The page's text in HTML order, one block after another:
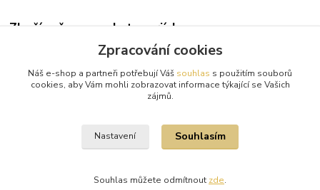
Zboží zařazeno v kategoriích
Diamantové přívěsky
Bílé zlato
Zpracování cookies
Náš e-shop a partneři potřebují Váš souhlas s použitím souborů
cookies, aby Vám mohli zobrazovat informace týkající se Vašich
zájmů.
Nastavení Souhlasím
Souhlas můžete odmítnout zde.